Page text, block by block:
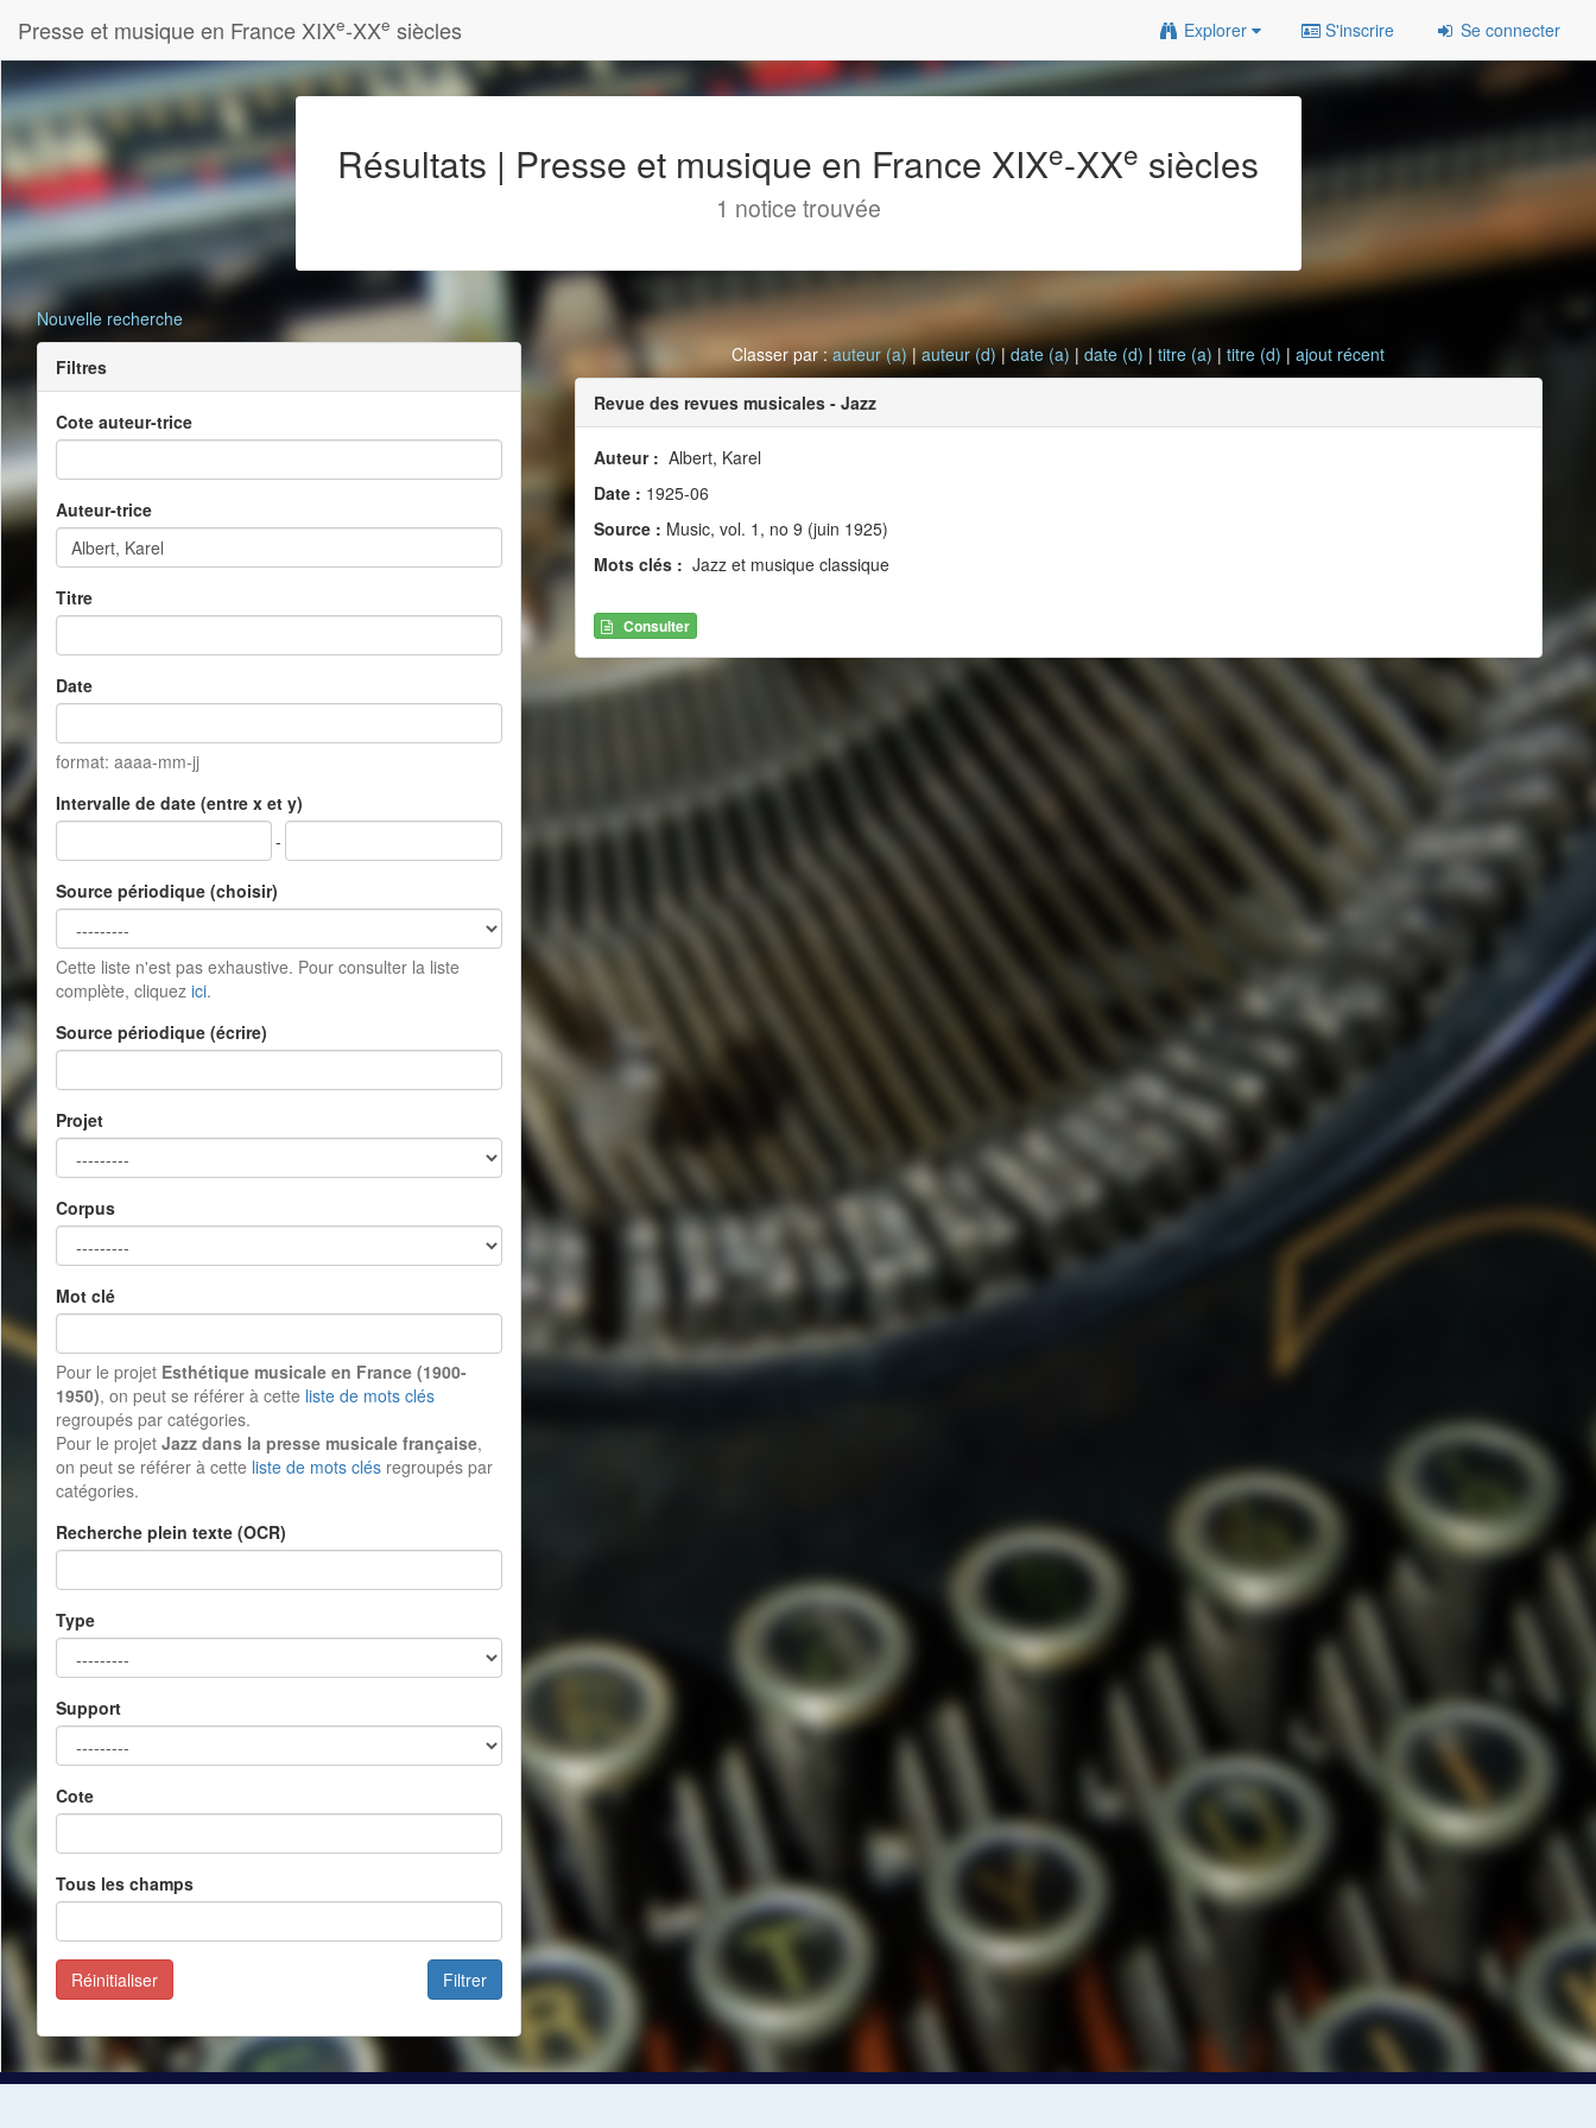
Presse et musique en France XIXe-XXe siècles Explorer S'inscrire Se connecter
Résultats | Presse et musique en France XIXe-XXe siècles
1 notice trouvée
Nouvelle recherche
Filtres
Cote auteur-trice
Auteur-trice
Titre
Date
format: aaaa-mm-jj
Intervalle de date (entre x et y)
-
Source périodique (choisir)
Cette liste n'est pas exhaustive. Pour consulter la liste
complète, cliquez ici.
Source périodique (écrire)
Projet
Corpus
Mot clé
Pour le projet Esthétique musicale en France (1900-
1950), on peut se référer à cette liste de mots clés
regroupés par catégories.
Pour le projet Jazz dans la presse musicale française,
on peut se référer à cette liste de mots clés regroupés par
catégories.
Recherche plein texte (OCR)
Type
Support
Cote
Tous les champs
Filtrer
Réinitialiser
Classer par :auteur (a)|auteur (d)|date (a) |date (d) |titre (a) |titre (d) |ajout récent
Revue des revues musicales - Jazz
Auteur : Albert, Karel
Date : 1925-06
Source : Music, vol. 1, no 9 (juin 1925)
Mots clés : Jazz et musique classique
Consulter